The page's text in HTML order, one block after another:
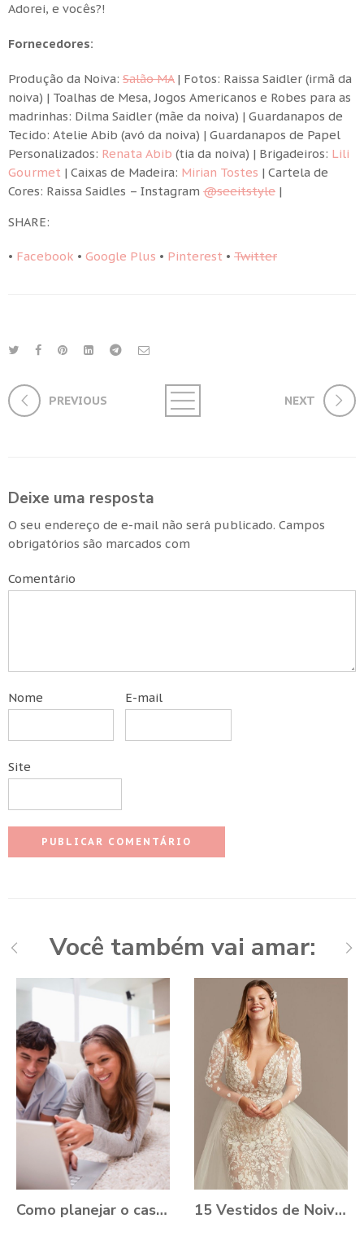
Adorei, e vocês?!
Fornecedores:
Produção da Noiva: Salão MA| Fotos: Raissa Saidler (irmã da
noiva) | Toalhas de Mesa, Jogos Americanos e Robes para as
madrinhas: Dilma Saidler (mãe da noiva) | Guardanapos de
Tecido: Atelie Abib (avó da noiva) | Guardanapos de Papel
Personalizados: Renata Abib (tia da noiva) | Brigadeiros: Lili
Gourmet | Caixas de Madeira: Mirian Tostes | Cartela de
Cores: Raissa Saidles – Instagram @seeitstyle |
SHARE:
• Facebook • Google Plus • Pinterest • Twitter
PREVIOUS NEXT
Deixe uma resposta
O seu endereço de e-mail não será publicado. Campos
obrigatórios são marcados com
Comentário
Nome E-mail
Site
Você também vai amar:
Como planejar o casamento durante a Pandemia? 15 Vestidos de Noiva Plus Size para você se apaixonar